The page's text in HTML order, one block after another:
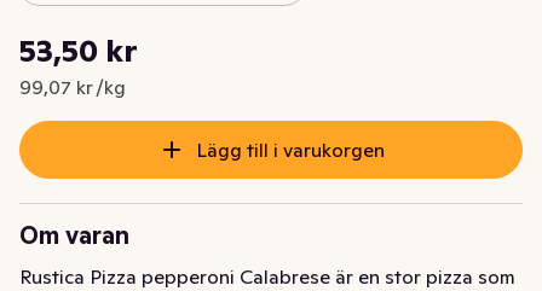
Nuvarande pris är: 53,50 kr
53,50 kr
99,07 kr /kg
Styckpris: 99,07 kr /kg
Lägg till i varukorgen
Om varan
Rustica Pizza pepperoni Calabrese är en stor pizza som